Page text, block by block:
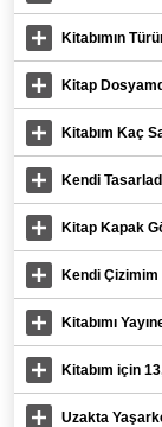
Kitabımın
Kitap
Kitabım Kaç
Kendi
Kitap Kapak
Kendi
Kitabımı
Kitabım için
miyim?
Uzakta